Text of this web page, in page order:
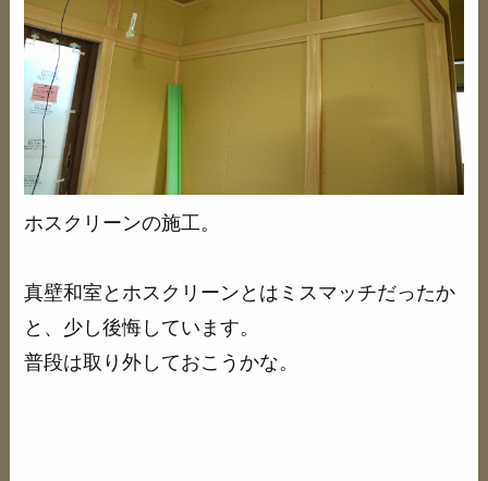
ホスクリーンの施工。
真壁和室とホスクリーンとはミスマッチだったか
と、少し後悔しています。
普段は取り外しておこうかな。